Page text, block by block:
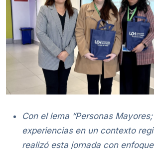
Con el lema “Personas
experiencias en un contexto
realizó esta jornada con enfoque